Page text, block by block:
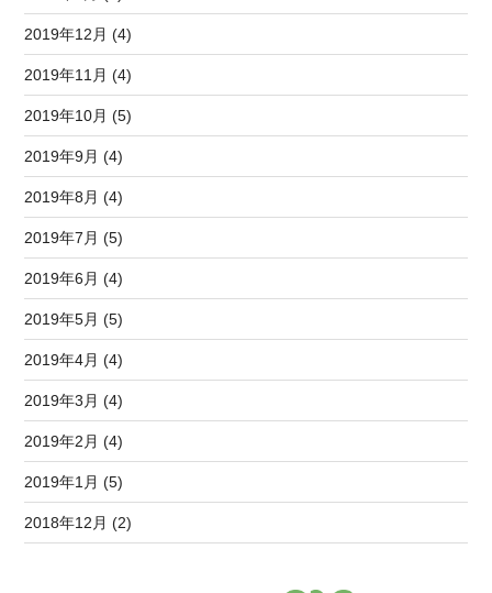
2019年12月 (4)
2019年11月 (4)
2019年10月 (5)
2019年9月 (4)
2019年8月 (4)
2019年7月 (5)
2019年6月 (4)
2019年5月 (5)
2019年4月 (4)
2019年3月 (4)
2019年2月 (4)
2019年1月 (5)
2018年12月 (2)